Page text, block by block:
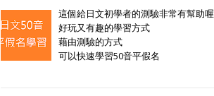
這個給日文初學者的測驗非常有幫助喔
好玩又有趣的學習方式
藉由測驗的方式
可以快速學習50音平假名